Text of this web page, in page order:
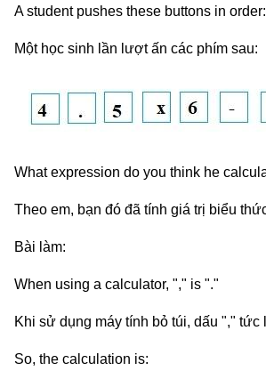
A student pushes these buttons in order:
Một học sinh lần lượt ấn các phím sau:
What expression do you think he
Theo em, bạn đó đã tính giá trị biểu
Bài làm:
When using a calculator, "," is "."
Khi sử dụng máy tính bỏ túi, dấu "," tức
So, the calculation is: